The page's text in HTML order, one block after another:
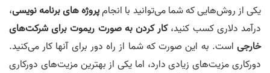
یکی از روش‌هایی که شما می‌توانید با انجامپروژه های برنامه نویسی،
درآمد دلاری کسب کنید،کار کردن به صورت ریموت برای شرکت‌های
خارجی است. به این صورت که شما از راه دور برای آنها کار می‌کنید.
دورکاری مزیت‌های زیادی دارد، اما یکی از بهترین مزیت‌های دورکاری